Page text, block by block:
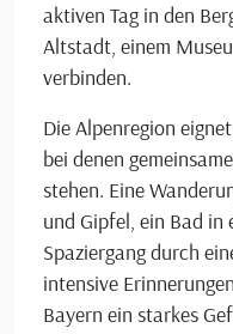
aktiven Tag in den
Altstadt, einem
verbinden.
Die Alpenregion
bei denen
stehen. Eine
und Gipfel, ein Bad in
Spaziergang durch
intensive
Bayern ein starkes